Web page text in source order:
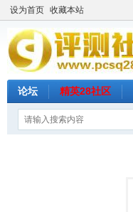
设为首页 收藏本站
论坛 精英28社区